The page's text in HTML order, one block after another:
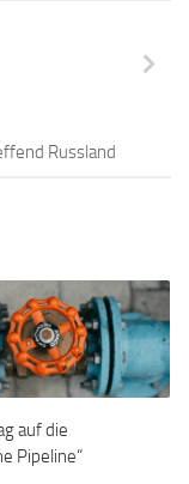
Russland
auf die
Pipeline“